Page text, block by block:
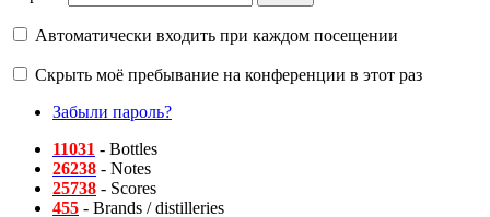
Автоматически входить при каждом посещении
Скрыть моё пребывание на конференции в этот раз
Забыли пароль?
11031 - Bottles
26238 - Notes
25738 - Scores
455 - Brands / distilleries